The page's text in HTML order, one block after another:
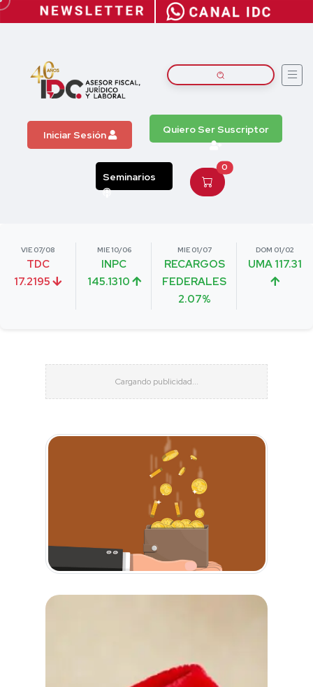
Iniciar Sesión Quiero Ser Suscriptor
Seminarios
0
VIE 07/08
TDC
17.2195
MIE 10/06
INPC
145.1310
MIE 01/07
RECARGOS
FEDERALES
2.07%
DOM 01/02
UMA 117.31